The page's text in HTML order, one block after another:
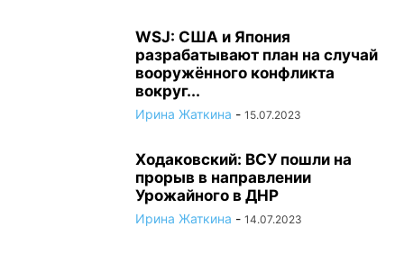
WSJ: США и Япония
разрабатывают план на случай
вооружённого конфликта
вокруг...
Ирина Жаткина - 15.07.2023
Ходаковский: ВСУ пошли на
прорыв в направлении
Урожайного в ДНР
Ирина Жаткина - 14.07.2023